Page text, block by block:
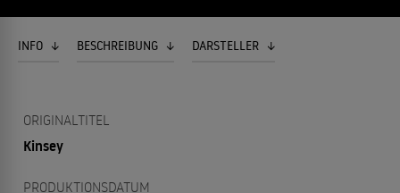
INFO BESCHREIBUNG DARSTELLER
ORIGINALTITEL
Kinsey
PRODUKTIONSDATUM